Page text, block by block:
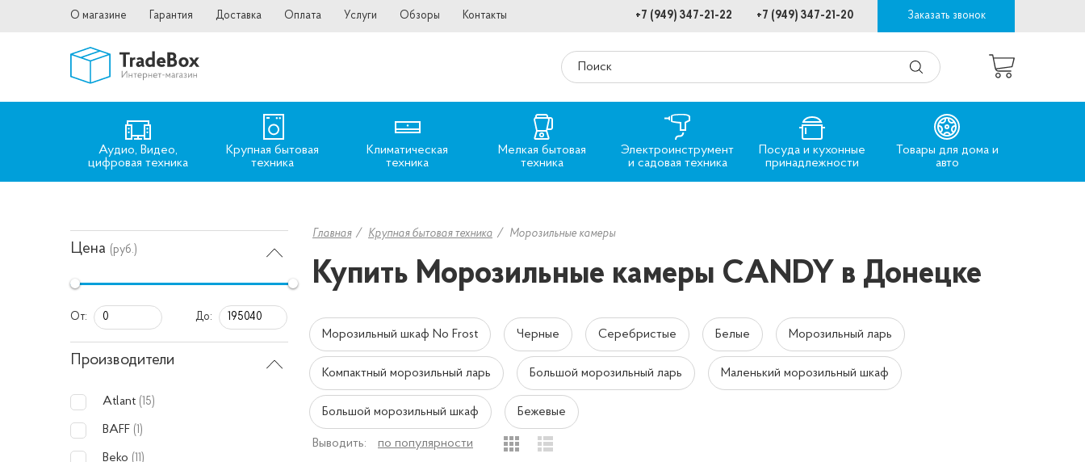
О магазине Гарантия Доставка Оплата Услуги Обзоры Контакты Заказать звонок
+7 (949) 347-21-20
+7 (949) 347-21-22
Аудио, Видео,
цифровая техника
Крупная бытовая
техника
Климатическая
техника
Мелкая бытовая
техника
Электроинструмент
и садовая техника
Посуда и кухонные
принадлежности
Товары для дома и
авто
Цена (руб.)
От: До:
Производители
Atlant (15)
BAFF (1)
Beko (11)
Главная Крупная бытовая техника Морозильные камеры
Купить Морозильные камеры CANDY в Донецке
Морозильный шкаф No Frost Черные Серебристые Белые Морозильный ларь
Компактный морозильный ларь Большой морозильный ларь Маленький морозильный шкаф
Большой морозильный шкаф Бежевые
Выводить: по популярности